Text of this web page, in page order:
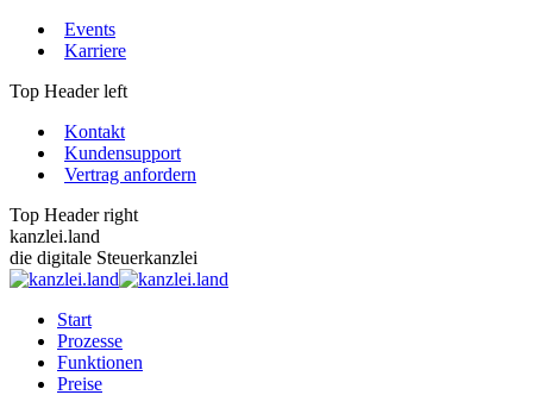
Zum
Inhalt
Events
Karriere
Top Header left
Kontakt
Kundensupport
Vertrag anfordern
Top Header right
kanzlei.land
die digitale Steuerkanzlei
Start
Prozesse
Funktionen
Preise